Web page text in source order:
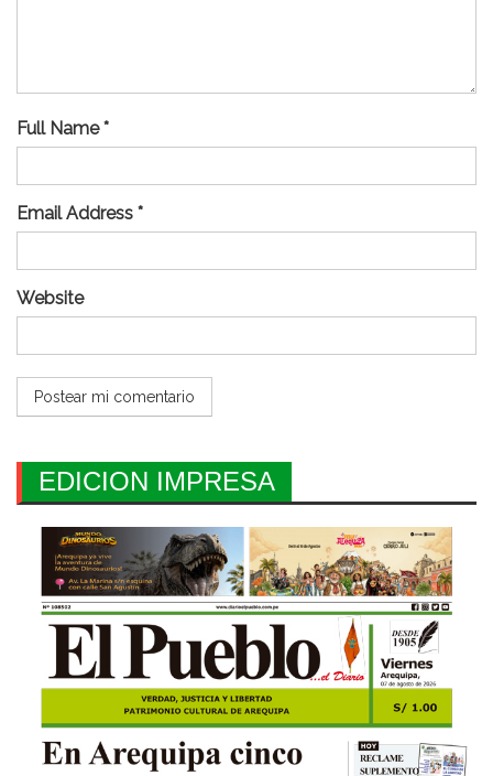
Full Name *
Email Address *
Website
EDICION IMPRESA